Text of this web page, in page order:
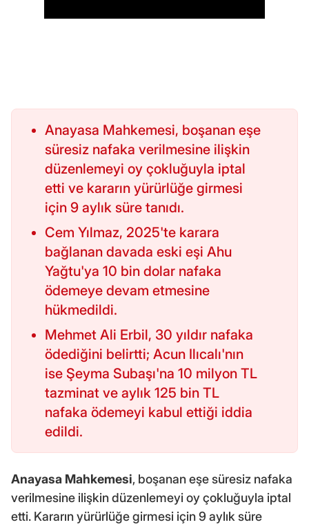
Anayasa Mahkemesi, boşanan eşe
süresiz nafaka verilmesine ilişkin
düzenlemeyi oy çokluğuyla iptal
etti ve kararın yürürlüğe girmesi
için 9 aylık süre tanıdı.
Cem Yılmaz, 2025'te karara
bağlanan davada eski eşi Ahu
Yağtu'ya 10 bin dolar nafaka
ödemeye devam etmesine
hükmedildi.
Mehmet Ali Erbil, 30 yıldır nafaka
ödediğini belirtti; Acun Ilıcalı'nın
ise Şeyma Subaşı'na 10 milyon TL
tazminat ve aylık 125 bin TL
nafaka ödemeyi kabul ettiği iddia
edildi.
Anayasa Mahkemesi, boşanan eşe süresiz nafaka
verilmesine ilişkin düzenlemeyi oy çokluğuyla iptal
etti. Kararın yürürlüğe girmesi için 9 aylık süre